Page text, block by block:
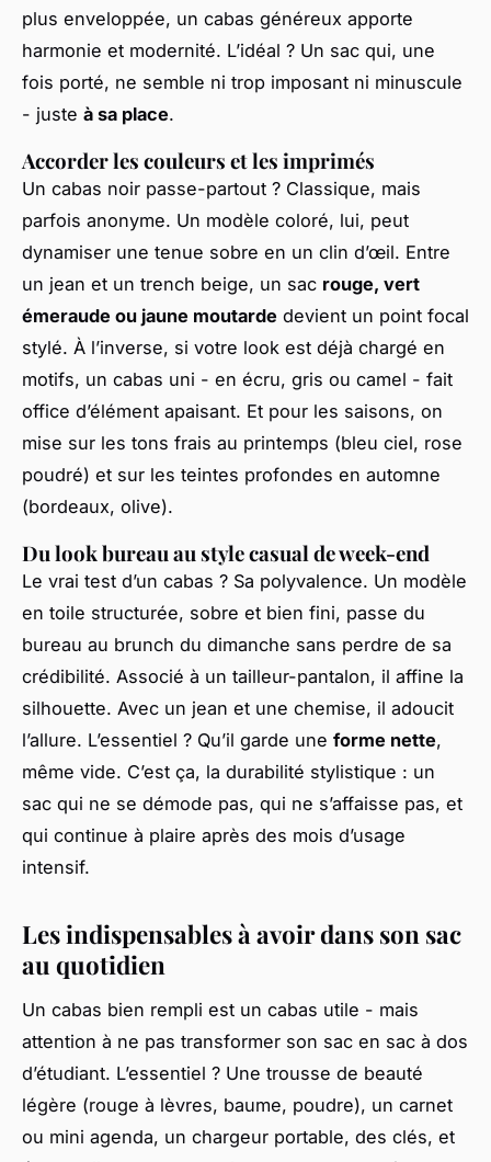
plus enveloppée, un cabas généreux apporte
harmonie et modernité. L’idéal ? Un sac qui, une
fois porté, ne semble ni trop imposant ni minuscule
- juste à sa place.
Accorder les couleurs et les imprimés
Un cabas noir passe-partout ? Classique, mais
parfois anonyme. Un modèle coloré, lui, peut
dynamiser une tenue sobre en un clin d’œil. Entre
un jean et un trench beige, un sac rouge, vert
émeraude ou jaune moutarde devient un point focal
stylé. À l’inverse, si votre look est déjà chargé en
motifs, un cabas uni - en écru, gris ou camel - fait
office d’élément apaisant. Et pour les saisons, on
mise sur les tons frais au printemps (bleu ciel, rose
poudré) et sur les teintes profondes en automne
(bordeaux, olive).
Du look bureau au style casual de week-end
Le vrai test d’un cabas ? Sa polyvalence. Un modèle
en toile structurée, sobre et bien fini, passe du
bureau au brunch du dimanche sans perdre de sa
crédibilité. Associé à un tailleur-pantalon, il affine la
silhouette. Avec un jean et une chemise, il adoucit
l’allure. L’essentiel ? Qu’il garde une forme nette,
même vide. C’est ça, la durabilité stylistique : un
sac qui ne se démode pas, qui ne s’affaisse pas, et
qui continue à plaire après des mois d’usage
intensif.
Les indispensables à avoir dans son sac
au quotidien
Un cabas bien rempli est un cabas utile - mais
attention à ne pas transformer son sac en sac à dos
d’étudiant. L’essentiel ? Une trousse de beauté
légère (rouge à lèvres, baume, poudre), un carnet
ou mini agenda, un chargeur portable, des clés, et